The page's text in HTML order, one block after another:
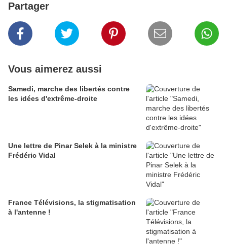
Partager
Vous aimerez aussi
Samedi, marche des libertés contre
les idées d'extrême-droite
Une lettre de Pinar Selek à la ministre
Frédéric Vidal
France Télévisions, la stigmatisation
à l'antenne !